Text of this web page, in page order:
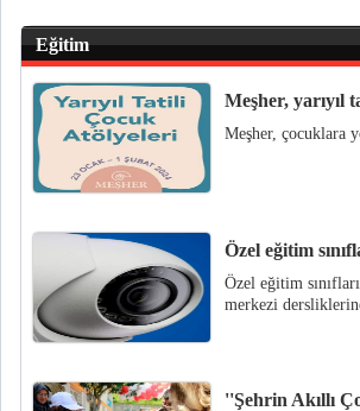
Eğitim
Meşher, yarıyıl
Meşher, çocuklara
Özel eğitim
Özel eğitim
merkezi
''Şehrin Akıllı